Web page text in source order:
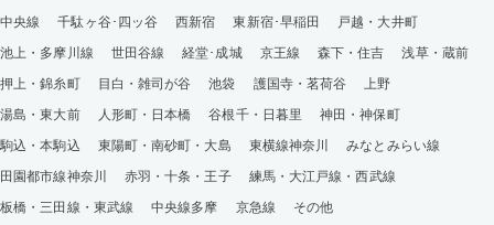
中央線
千駄ヶ谷･四ッ谷 西新宿 東新宿･早稲田
戸越・大井町
池上・多摩川線
世田谷線 経堂･成城 京王線 森下・住吉
浅草・蔵前
押上・錦糸町
目白・雑司が谷 池袋 護国寺・茗荷谷
上野
湯島・東大前
人形町・日本橋 谷根千・日暮里
神田・神保町
駒込・本駒込
東陽町・南砂町・大島 東横線神奈川
みなとみらい線
田園都市線神奈川
赤羽・十条・王子
練馬・大江戸線・西武線
板橋・三田線・東武線
中央線多摩 京急線 その他